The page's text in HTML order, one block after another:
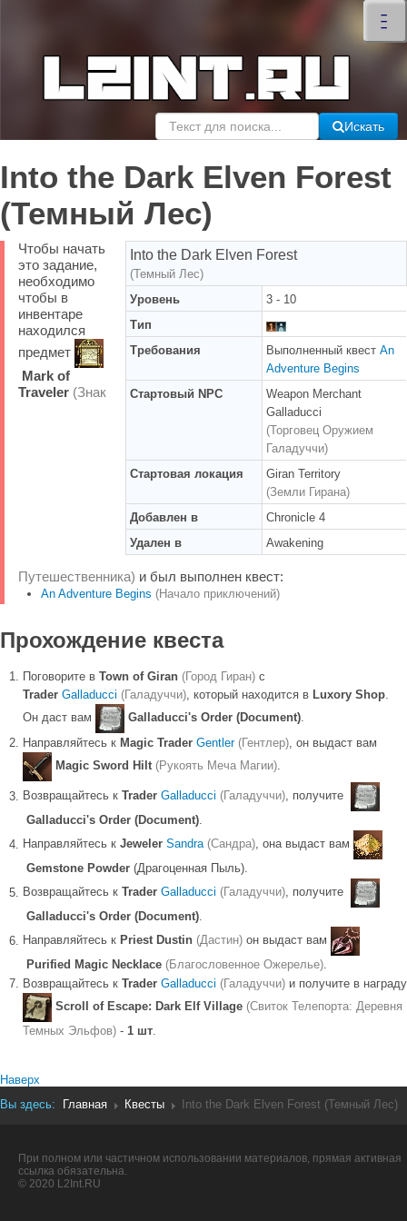
–
–
–
×
Искать
Into the Dark Elven Forest
(Темный Лес)
Into the Dark Elven Forest
(Темный Лес)
Уровень
3 - 10
Тип
Требования
Выполненный квест An
Adventure Begins
Стартовый NPC
Weapon Merchant
Galladucci
(Торговец Оружием
Галадуччи)
Стартовая локация
Giran Territory
(Земли Гирана)
Добавлен в
Chronicle 4
Удален в
Awakening
Чтобы начать
это задание,
необходимо
чтобы в
инвентаре
находился
предмет
Mark of
Traveler (Знак
Путешественника) и был выполнен квест:
An Adventure Begins (Начало приключений)
Прохождение квеста
Поговорите в Town of Giran (Город Гиран) с
Trader Galladucci (Галадуччи), который находится в Luxory Shop.
Он даст вам
Galladucci's Order (Document).
Направляйтесь к Magic Trader Gentler (Гентлер), он выдаст вам
Magic Sword Hilt (Рукоять Меча Магии).
Возвращайтесь к Trader Galladucci (Галадуччи), получите
Galladucci's Order (Document).
Направляйтесь к Jeweler Sandra (Сандра), она выдаст вам
Gemstone Powder (Драгоценная Пыль).
Возвращайтесь к Trader Galladucci (Галадуччи), получите
Galladucci's Order (Document).
Направляйтесь к Priest Dustin (Дастин) он выдаст вам
Purified Magic Necklace (Благословенное Ожерелье).
Возвращайтесь к Trader Galladucci (Галадуччи) и получите в награду
Scroll of Escape: Dark Elf Village (Свиток Телепорта: Деревня
Темных Эльфов) - 1 шт.
Наверх
Вы здесь:
Главная Квесты Into the Dark Elven Forest (Темный Лес)
При полном или частичном использовании материалов, прямая активная
ссылка обязательна.
© 2020 L2Int.RU